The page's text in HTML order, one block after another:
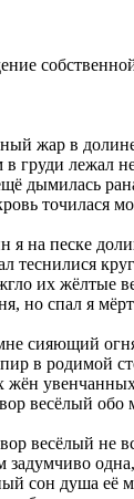
жар в
груди лежал
дымилась
точилася
я на песке
теснилися
их жёлтые
но спал я
сияющий
в родимой
увенчанных
весёлый обо
весёлый не
задумчиво одна,
сон душа её